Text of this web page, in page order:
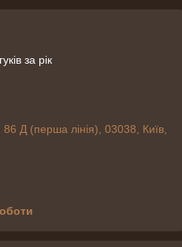
за рік
Д (перша лінія), 03038, Київ,